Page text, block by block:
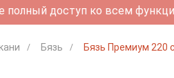
полный доступ ко всем
Бязь Бязь Премиум 220